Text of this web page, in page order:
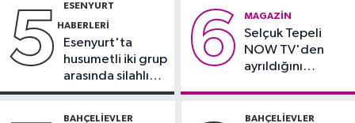
Üreticinin gözü fiyatta
5 ESENYURT
HABERLERI
Esenyurt'ta
husumetli iki grup
arasında silahlı
kavga
6 MAGAZIN
Selçuk Tepeli
NOW TV'den
ayrıldığını
BAHÇELIEVLER BAHÇELIEVLER